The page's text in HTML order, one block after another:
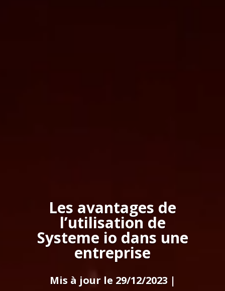
Les avantages de
l’utilisation de
Systeme io dans une
entreprise
Mis à jour le 29/12/2023 |